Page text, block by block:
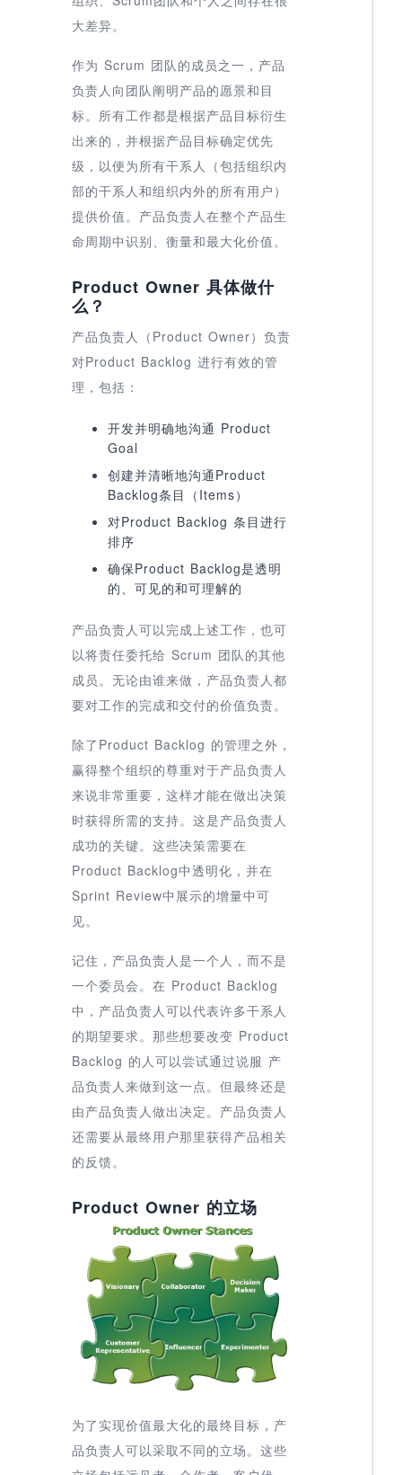
大差异。
作为 Scrum 团队的成员之一，产品
负责人向团队阐明产品的愿景和目
标。所有工作都是根据产品目标衍生
出来的，并根据产品目标确定优先
级，以便为所有干系人（包括组织内
部的干系人和组织内外的所有用户）
提供价值。产品负责人在整个产品生
命周期中识别、衡量和最大化价值。
Product Owner 具体做什
么？
产品负责人（Product Owner）负责
对Product Backlog 进行有效的管
理，包括：
开发并明确地沟通 Product
Goal
创建并清晰地沟通Product
Backlog条目（Items）
对Product Backlog 条目进行
排序
确保Product Backlog是透明
的、可见的和可理解的
产品负责人可以完成上述工作，也可
以将责任委托给 Scrum 团队的其他
成员。无论由谁来做，产品负责人都
要对工作的完成和交付的价值负责。
除了Product Backlog 的管理之外，
赢得整个组织的尊重对于产品负责人
来说非常重要，这样才能在做出决策
时获得所需的支持。这是产品负责人
成功的关键。这些决策需要在
Product Backlog中透明化，并在
Sprint Review中展示的增量中可
见。
记住，产品负责人是一个人，而不是
一个委员会。在 Product Backlog
中，产品负责人可以代表许多干系人
的期望要求。那些想要改变 Product
Backlog 的人可以尝试通过说服 产
品负责人来做到这一点。但最终还是
由产品负责人做出决定。产品负责人
还需要从最终用户那里获得产品相关
的反馈。
Product Owner 的立场
为了实现价值最大化的最终目标，产
品负责人可以采取不同的立场。这些